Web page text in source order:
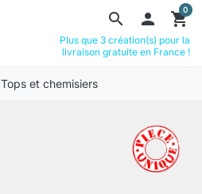
search  shopping_cart
0
Plus que 3 création(s) pour la
livraison gratuite en France !
Tops et chemisiers